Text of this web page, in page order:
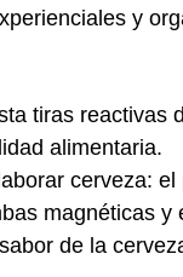
y
tiras reactivas
alimentaria.
cerveza:
magnéticas y
de la